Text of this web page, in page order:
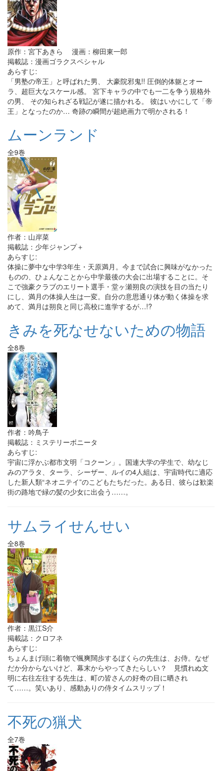
原作：宮下あきら 漫画：柳田東一郎
掲載誌：漫画ゴラクスペシャル
あらすじ:
「男塾の帝王」と呼ばれた男、 大豪院邪鬼!! 圧倒的体躯とオー
ラ、超巨大なスケール感。 宮下キャラの中でも一二を争う規格外
の男、 その知られざる戦記が遂に描かれる。 彼はいかにして「帝
王」となったのか… 奇跡の瞬間が超絶画力で明かされる！
ムーンランド
全9巻
作者：山岸菜
掲載誌：少年ジャンプ＋
あらすじ:
体操に夢中な中学3年生・天原満月。今まで試合に興味がなかった
ものの、ひょんなことから中学最後の大会に出場することに。そ
こで強豪クラブのエリート選手・堂ヶ瀬朔良の演技を目の当たり
にし、満月の体操人生は一変。自分の意思通り体が動く体操を求
めて、満月は朔良と同じ高校に進学するが…!?
きみを死なせないための物語
全8巻
作者：吟鳥子
掲載誌：ミステリーボニータ
あらすじ:
宇宙に浮かぶ都市文明「コクーン」。国連大学の学生で、幼なじ
みのアラタ、ターラ、シーザー、ルイの4人組は、宇宙時代に適応
した新人類“ネオニテイ”のこどもたちだった。ある日、彼らは歓楽
街の路地で緑の髪の少女に出会う……。
サムライせんせい
全8巻
作者：黒江S介
掲載誌：クロフネ
あらすじ:
ちょんまげ頭に着物で颯爽闊歩するぼくらの先生は、お侍。なぜ
だか分からないけど、幕末からやってきたらしい？ 見慣れぬ文
明に右往左往する先生は、町の皆さんの好奇の目に晒され
て……。笑いあり、感動ありの侍タイムスリップ！
不死の猟犬
全7巻